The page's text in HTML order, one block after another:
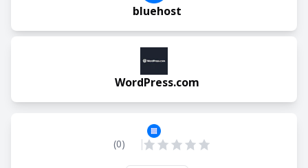
bluehost
WordPress.com
(
0
)